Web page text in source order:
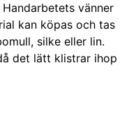
vänner
kan köpas och tas
silke eller lin.
det lätt klistrar ihop